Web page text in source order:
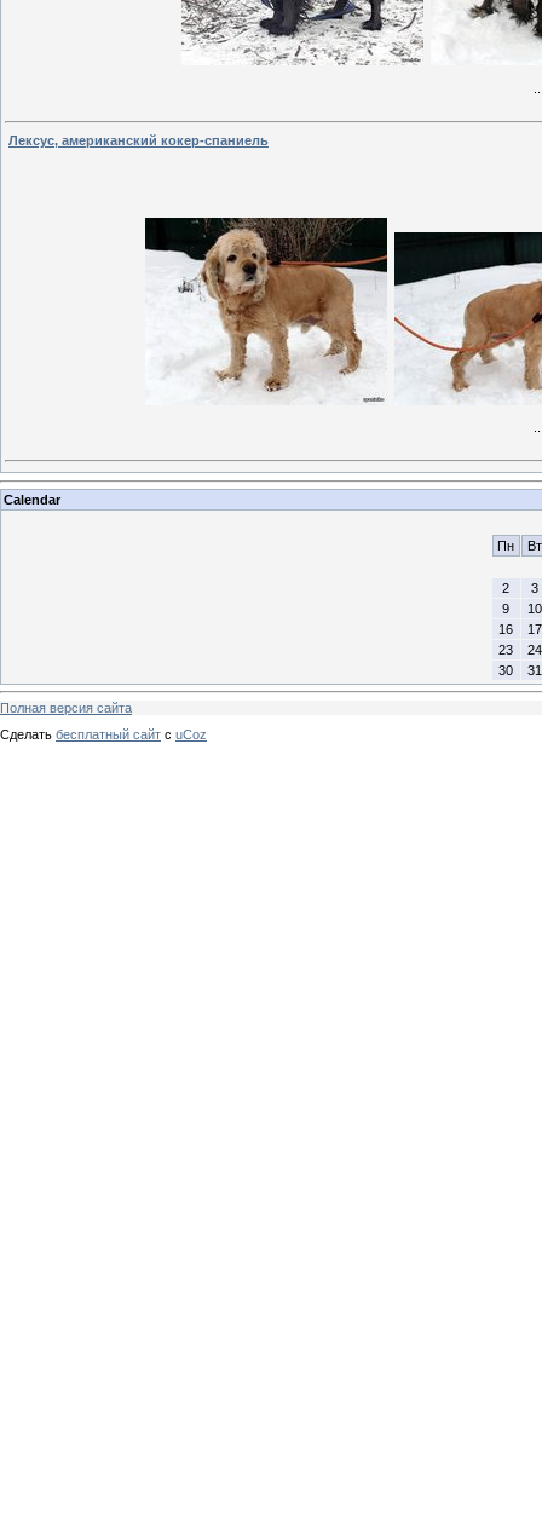
Лексус, американский кокер-спаниель
Calendar
Пн Вт
2
3
9
10
16
17
23
24
30
31
Полная версия сайта
Сделать бесплатный сайт с uCoz